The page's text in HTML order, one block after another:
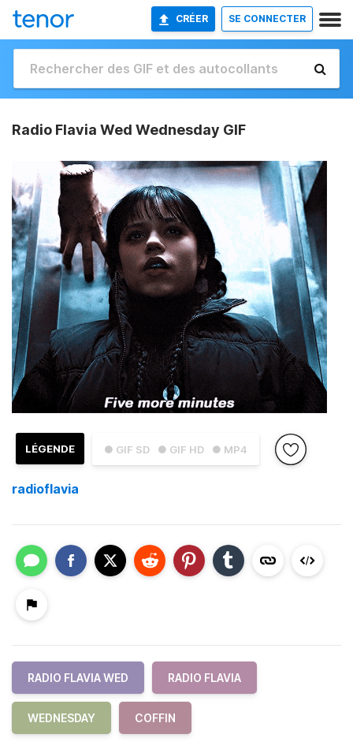
CRÉER SE CONNECTER
Radio Flavia Wed Wednesday GIF
● GIF SD ● GIF HD ● MP4
LÉGENDE
radioflavia
RADIO FLAVIA WED RADIO FLAVIA
WEDNESDAY COFFIN